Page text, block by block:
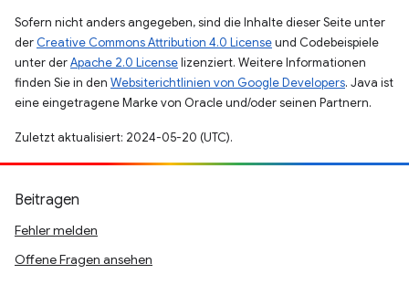
Sofern nicht anders angegeben, sind die Inhalte dieser Seite unter
der Creative Commons Attribution 4.0 Licenseund Codebeispiele
unter derApache 2.0 Licenselizenziert. Weitere Informationen
finden Sie in den Websiterichtlinien von Google Developers. Java ist
eine eingetragene Marke von Oracle und/oder seinen Partnern.
Zuletzt aktualisiert: 2024-05-20 (UTC).
Beitragen
Fehler melden
Offene Fragen ansehen